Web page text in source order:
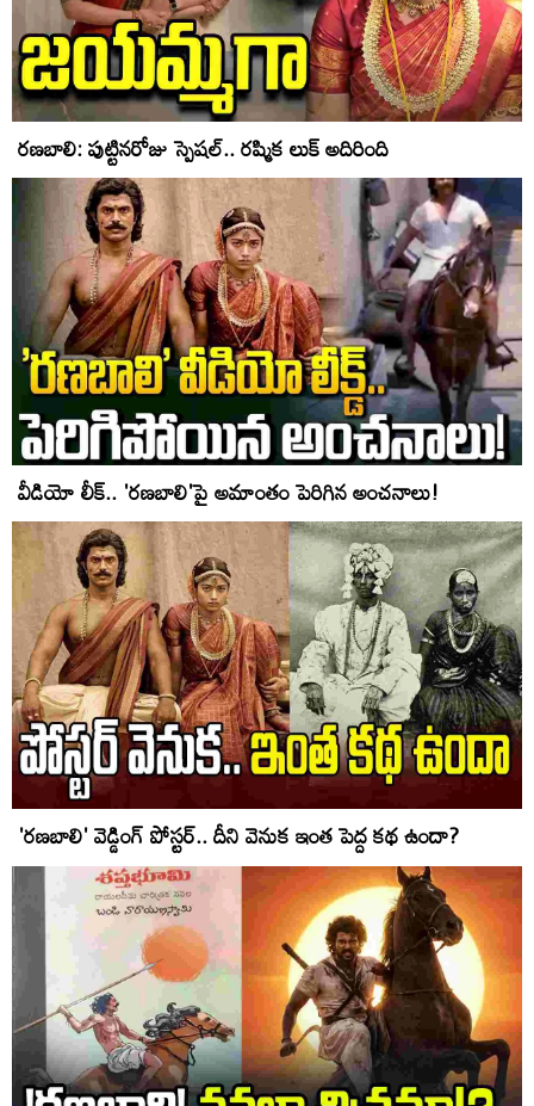
రణబాలి: పుట్టినరోజు స్పెషల్.. రష్మిక లుక్ అదిరింది
వీడియో లీక్‌.. 'రణబాలి'పై అమాంతం పెరిగిన‌ అంచనాలు!
'రణబాలి' వెడ్డింగ్ పోస్టర్.. దీని వెనుక ఇంత పెద్ద క‌థ ఉందా?